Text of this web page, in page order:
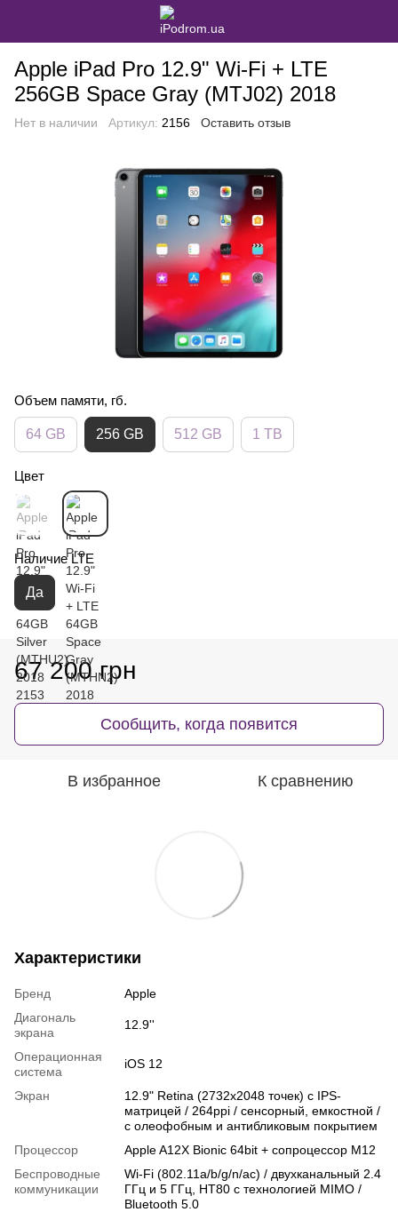
Apple iPad Pro 12.9" Wi-Fi + LTE
256GB Space Gray (MTJ02) 2018
Нет в наличии Артикул: 2156 Оставить отзыв
Объем памяти, гб.
64 GB 256 GB 512 GB 1 TB
Цвет
Наличие LTE
Да
67 200 грн
Сообщить, когда появится
В избранное К сравнению
Характеристики
Бренд
Apple
Диагональ
экрана
12.9''
Операционная
система
iOS 12
Экран
12.9" Retina (2732x2048 точек) с IPS-
матрицей / 264ppi / сенсорный, емкостной /
с олеофобным и антибликовым покрытием
Процессор
Apple A12X Bionic 64bit + сопроцессор M12
Беспроводные
коммуникации
Wi-Fi (802.11a/b/g/n/ac) / двухканальный 2.4
ГГц и 5 ГГц, HT80 с технологией MIMO /
Bluetooth 5.0